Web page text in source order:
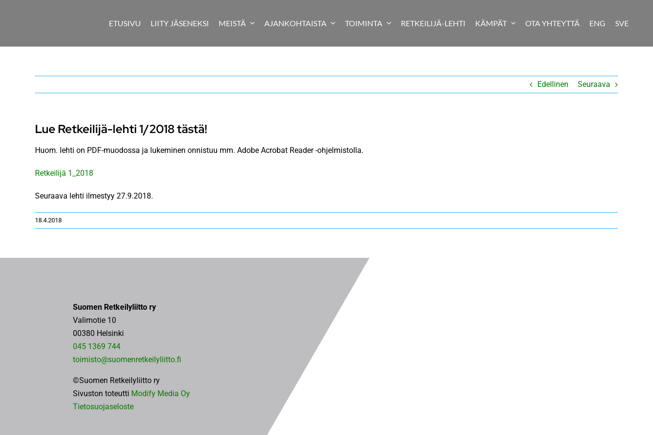
ETUSIVU LIITY JÄSENEKSI MEISTÄ AJANKOHTAISTA TOIMINTA RETKEILIJÄ-LEHTI KÄMPÄT OTA YHTEYTTÄ ENG SVE
Edellinen Seuraava
Lue Retkeilijä-lehti 1/2018 tästä!
Huom. lehti on PDF-muodossa ja lukeminen onnistuu mm. Adobe Acrobat Reader -ohjelmistolla.
Retkeilijä 1_2018
Seuraava lehti ilmestyy 27.9.2018.
18.4.2018
Suomen Retkeilyliitto ry
Valimotie 10
00380 Helsinki
045 1369 744
toimisto@suomenretkeilyliitto.fi
©Suomen Retkeilyliitto ry
Sivuston toteutti Modify Media Oy
Tietosuojaseloste